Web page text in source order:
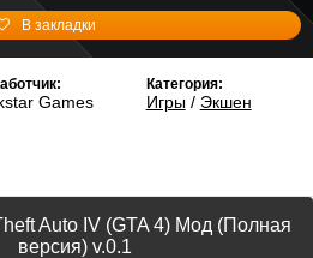
В закладки
Games
Категория:
Игры/ Экшен
Auto IV (GTA 4) Мод (Полная
версия) v.0.1